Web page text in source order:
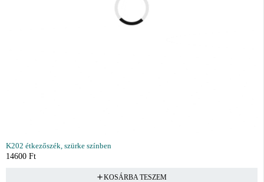
K202 étkezőszék, szürke színben
14600 Ft
KOSÁRBA TESZEM